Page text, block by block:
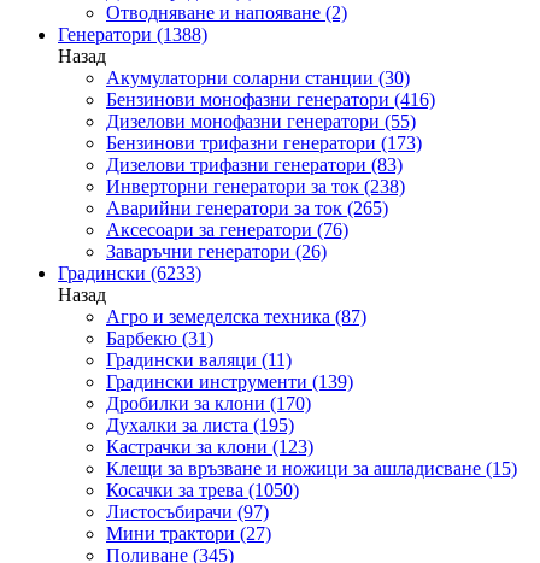
Отводняване и напояване (2)
Генератори (1388)
Назад
Акумулаторни соларни станции (30)
Бензинови монофазни генератори (416)
Дизелови монофазни генератори (55)
Бензинови трифазни генератори (173)
Дизелови трифазни генератори (83)
Инверторни генератори за ток (238)
Аварийни генератори за ток (265)
Аксесоари за генератори (76)
Заваръчни генератори (26)
Градински (6233)
Назад
Агро и земеделска техника (87)
Барбекю (31)
Градински валяци (11)
Градински инструменти (139)
Дробилки за клони (170)
Духалки за листа (195)
Кастрачки за клони (123)
Клещи за връзване и ножици за ашладисване (15)
Косачки за трева (1050)
Листосъбирачи (97)
Мини трактори (27)
Поливане (345)